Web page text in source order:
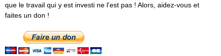
que le travail qui y est investi ne l'est pas ! Alors, aidez-vous et
faites un don !